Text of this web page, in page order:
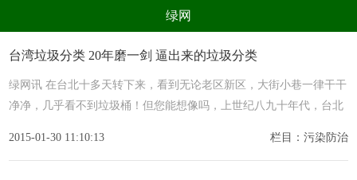
绿网
组织 养生 公益
生态 美食 健康 教育
亲子 电器 数码 旅游
时尚 新能源
台湾垃圾分类 20年磨一剑 逼出来的垃圾分类
绿网讯 在台北十多天转下来，看到无论老区新区，大街小巷一律干干
净净，几乎看不到垃圾桶！但您能想像吗，上世纪八九十年代，台北
2015-01-30 11:10:13 栏目：污染防治